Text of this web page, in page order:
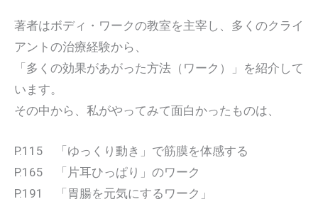
著者はボディ・ワークの教室を主宰し、多くのクライ
アントの治療経験から、
「多くの効果があがった方法（ワーク）」を紹介して
います。
その中から、私がやってみて面白かったものは、
P.115 「ゆっくり動き」で筋膜を体感する
P.165 「片耳ひっぱり」のワーク
P.191 「胃腸を元気にするワーク」